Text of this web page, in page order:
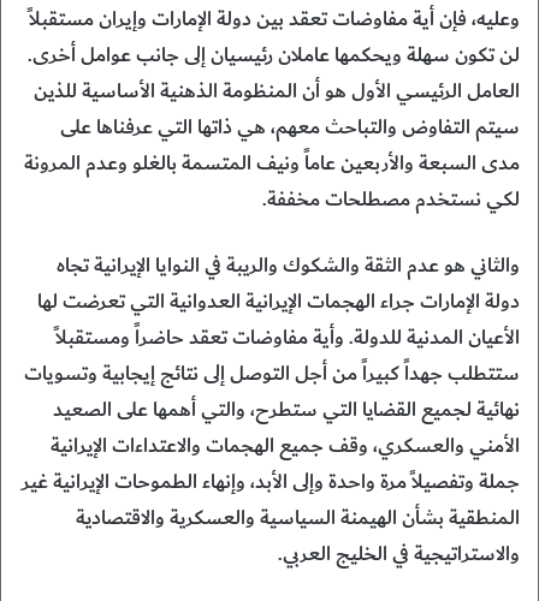
وعليه، فإن أية مفاوضات تعقد بين دولة الإمارات وإيران مستقبلاً
لن تكون سهلة ويحكمها عاملان رئيسيان إلى جانب عوامل أخرى.
العامل الرئيسي الأول هو أن المنظومة الذهنية الأساسية للذين
سيتم التفاوض والتباحث معهم، هي ذاتها التي عرفناها على
مدى السبعة والأربعين عاماً ونيف المتسمة بالغلو وعدم المرونة
لكي نستخدم مصطلحات مخففة.
والثاني هو عدم الثقة والشكوك والريبة في النوايا الإيرانية تجاه
دولة الإمارات جراء الهجمات الإيرانية العدوانية التي تعرضت لها
الأعيان المدنية للدولة. وأية مفاوضات تعقد حاضراً ومستقبلاً
ستتطلب جهداً كبيراً من أجل التوصل إلى نتائج إيجابية وتسويات
نهائية لجميع القضايا التي ستطرح، والتي أهمها على الصعيد
الأمني والعسكري، وقف جميع الهجمات والاعتداءات الإيرانية
جملة وتفصيلاً مرة واحدة وإلى الأبد، وإنهاء الطموحات الإيرانية غير
المنطقية بشأن الهيمنة السياسية والعسكرية والاقتصادية
والاستراتيجية في الخليج العربي.